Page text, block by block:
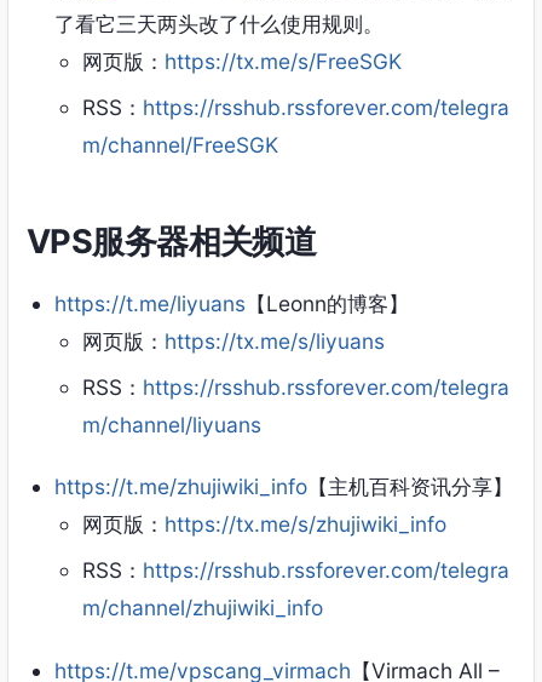
了看它三天两头改了什么使用规则。
网页版： https://tx.me/s/FreeSGK
RSS： https://rsshub.rssforever.com/telegra
m/channel/FreeSGK
VPS服务器相关频道
https://t.me/liyuans 【Leonn的博客】
网页版： https://tx.me/s/liyuans
RSS： https://rsshub.rssforever.com/telegra
m/channel/liyuans
https://t.me/zhujiwiki_info 【主机百科资讯分享】
网页版： https://tx.me/s/zhujiwiki_info
RSS： https://rsshub.rssforever.com/telegra
m/channel/zhujiwiki_info
https://t.me/vpscang_virmach 【Virmach All –